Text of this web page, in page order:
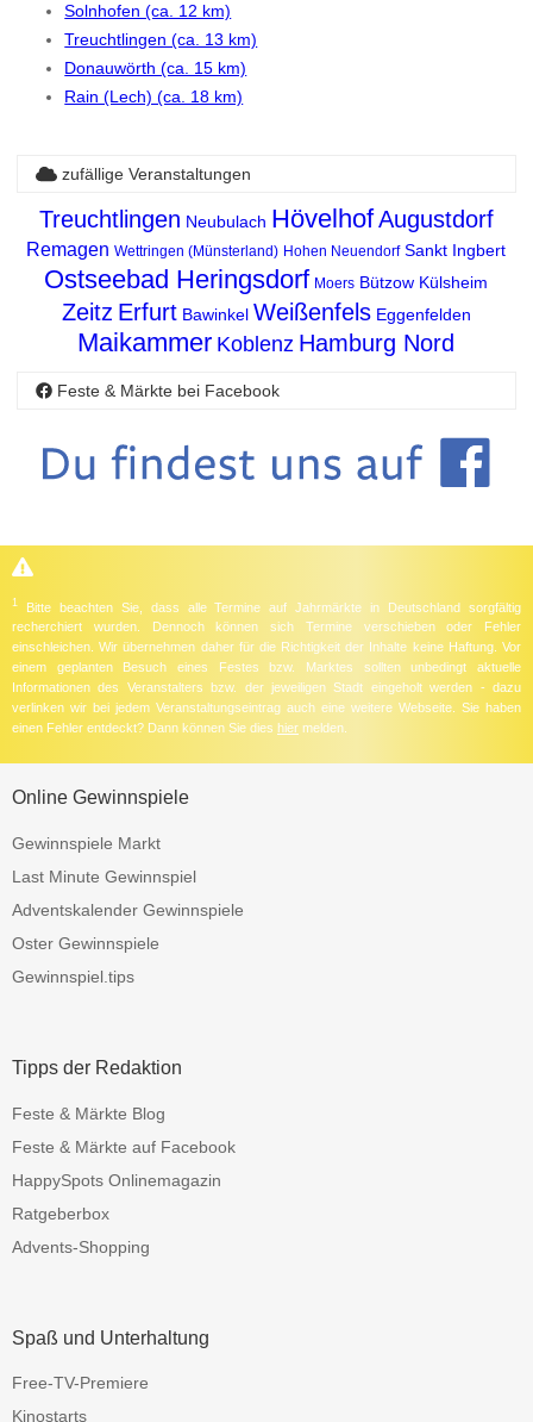
Solnhofen (ca. 12 km)
Treuchtlingen (ca. 13 km)
Donauwörth (ca. 15 km)
Rain (Lech) (ca. 18 km)
zufällige Veranstaltungen
Treuchtlingen Neubulach HövelhofAugustdorf
Remagen Wettringen (Münsterland) Hohen Neuendorf Sankt Ingbert
Ostseebad Heringsdorf Moers Bützow Külsheim
Zeitz Erfurt Bawinkel Weißenfels Eggenfelden
Maikammer Koblenz Hamburg Nord
Feste & Märkte bei Facebook
1
Bitte beachten Sie, dass alle Termine auf Jahrmärkte in Deutschland sorgfältig
recherchiert wurden. Dennoch können sich Termine verschieben oder Fehler
einschleichen. Wir übernehmen daher für die Richtigkeit der Inhalte keine Haftung. Vor
einem geplanten Besuch eines Festes bzw. Marktes sollten unbedingt aktuelle
Informationen des Veranstalters bzw. der jeweiligen Stadt eingeholt werden - dazu
verlinken wir bei jedem Veranstaltungseintrag auch eine weitere Webseite. Sie haben
einen Fehler entdeckt? Dann können Sie dies hier melden.
Online Gewinnspiele
Gewinnspiele Markt
Last Minute Gewinnspiel
Adventskalender Gewinnspiele
Oster Gewinnspiele
Gewinnspiel.tips
Tipps der Redaktion
Feste & Märkte Blog
Feste & Märkte auf Facebook
HappySpots Onlinemagazin
Ratgeberbox
Advents-Shopping
Spaß und Unterhaltung
Free-TV-Premiere
Kinostarts